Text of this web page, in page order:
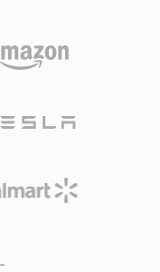
مزاياه
لمطوري الألعاب
المنافسين،